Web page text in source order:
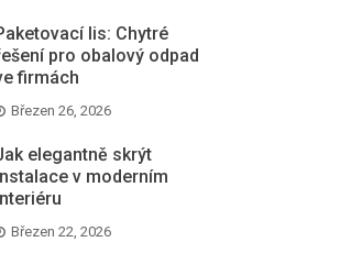
lis: Chytré
pro obalový odpad
firmách
Březen 26, 2026
elegantně skrýt
v moderním
Březen 22, 2026